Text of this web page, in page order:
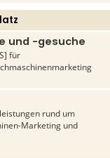
und -gesuche
für
rund um
Marketing und